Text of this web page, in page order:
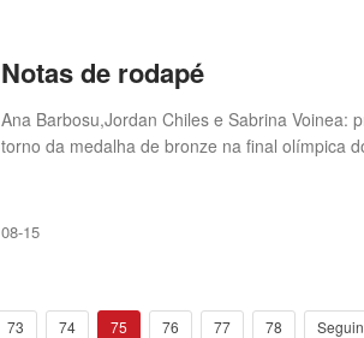
08-15
Notas de rodapé
Ana Barbosu,Jordan Chiles e Sabrina Voinea:
torno da medalha de bronze na final olímpica
73 74 75 76 77 78